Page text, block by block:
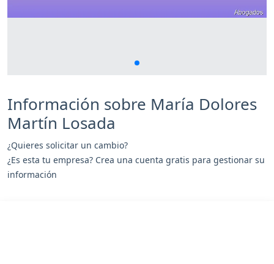
Información sobre María Dolores
Martín Losada
¿Quieres solicitar un cambio?
¿Es esta tu empresa? Crea una cuenta gratis para gestionar su
información